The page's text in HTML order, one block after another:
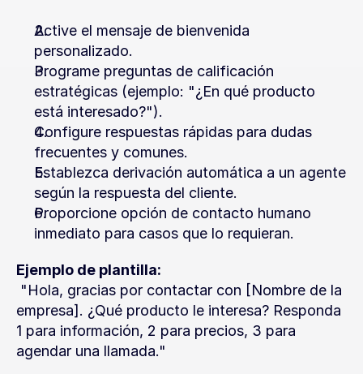
Active el mensaje de bienvenida
personalizado.
Programe preguntas de calificación
estratégicas (ejemplo: "¿En qué producto
está interesado?").
Configure respuestas rápidas para dudas
frecuentes y comunes.
Establezca derivación automática a un agente
según la respuesta del cliente.
Proporcione opción de contacto humano
inmediato para casos que lo requieran.
Ejemplo de plantilla:
empresa]. ¿Qué producto le interesa? Responda
1 para información, 2 para precios, 3 para
agendar una llamada."